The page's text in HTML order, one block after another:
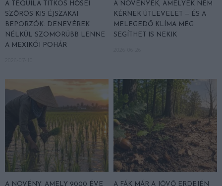
A TEQUILA TITKOS HŐSEI
SZŐRÖS KIS ÉJSZAKAI
BEPORZÓK: DENEVÉREK
NÉLKÜL SZOMORÚBB LENNE
A MEXIKÓI POHÁR
A NÖVÉNYEK, AMELYEK NEM
KÉRNEK ÚTLEVELET — ÉS A
MELEGEDŐ KLÍMA MÉG
SEGÍTHET IS NEKIK
A NÖVÉNY, AMELY 9000 ÉVE
A FÁK MÁR A JÖVŐ ERDEJÉN